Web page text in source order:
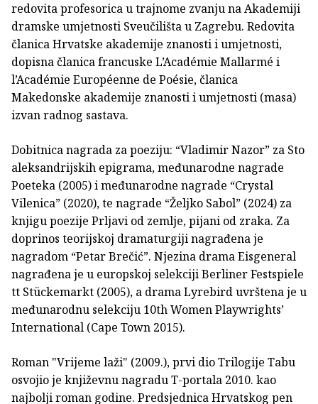
redovita profesorica u trajnome zvanju na Akademiji
dramske umjetnosti Sveučilišta u Zagrebu. Redovita
članica Hrvatske akademije znanosti i umjetnosti,
dopisna članica francuske L’Académie Mallarmé i
l’Académie Européenne de Poésie, čla­nica
Makedonske akademije znanosti i umjetnosti (masa)
izvan radnog sastava.
Dobitnica nagrada za poeziju: “Vladimir Nazor” za Sto
aleksandrijskih epigrama, međunarodne nagrade
Poe­teka (2005) i međunarodne nagrade “Crystal
Vilenica” (2020), te nagrade “Željko Sabol” (2024) za
knjigu poezije Prljavi od zemlje, pijani od zraka. Za
doprinos teorijskoj dramaturgiji nagrađena je
nagradom “Petar Brečić”. Njezina drama Eisge­neral
nagrađena je u europskoj selekciji Berliner Festspiele
tt Stückemarkt (2005), a drama Lyrebird uvrštena je u
međuna­rodnu selekciju 10th Women Playwrights’
International (Cape Town 2015).
Roman "Vrijeme laži" (2009.), prvi dio Trilogije Tabu
osvojio je književnu nagradu T-portala 2010. kao
najbolji ro­man godine. Predsjednica Hrvatskog pen